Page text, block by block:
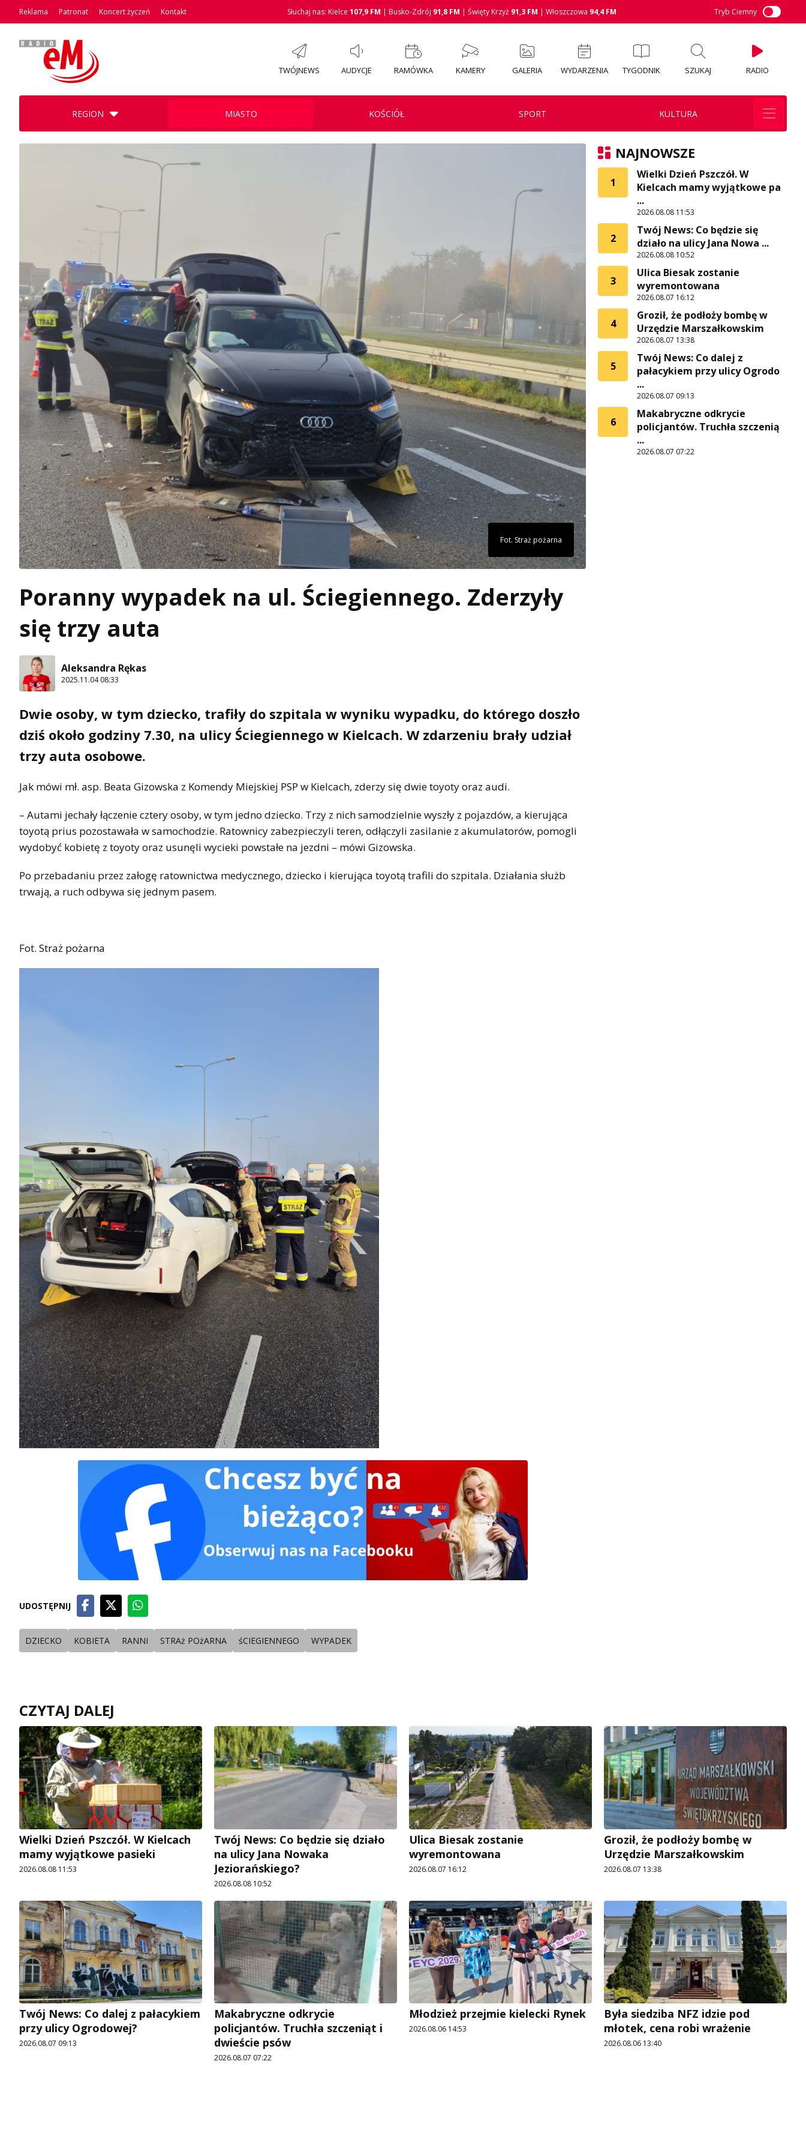
Reklama Patronat Koncert życzeń Kontakt Słuchaj nas: Kielce 107,9 FM | Busko-Zdrój 91,8 FM | Święty Krzyż 91,3 FM | Włoszczowa 94,4 FM Tryb Ciemny
TWÓJNEWS AUDYCJE RAMÓWKA KAMERY GALERIA WYDARZENIA TYGODNIK SZUKAJ RADIO
REGION MIASTO KOŚCIÓŁ SPORT KULTURA
Fot. Straż pożarna
Poranny wypadek na ul. Ściegiennego. Zderzyły
się trzy auta
Aleksandra Rękas
2025.11.04 08:33
Dwie osoby, w tym dziecko, trafiły do szpitala w wyniku wypadku, do którego doszło
dziś około godziny 7.30, na ulicy Ściegiennego w Kielcach. W zdarzeniu brały udział
trzy auta osobowe.
Jak mówi mł. asp. Beata Gizowska z Komendy Miejskiej PSP w Kielcach, zderzy się dwie toyoty oraz audi.
– Autami jechały łączenie cztery osoby, w tym jedno dziecko. Trzy z nich samodzielnie wyszły z pojazdów, a kierująca
toyotą prius pozostawała w samochodzie. Ratownicy zabezpieczyli teren, odłączyli zasilanie z akumulatorów, pomogli
wydobyć kobietę z toyoty oraz usunęli wycieki powstałe na jezdni – mówi Gizowska.
Po przebadaniu przez załogę ratownictwa medycznego, dziecko i kierująca toyotą trafili do szpitala. Działania służb
trwają, a ruch odbywa się jednym pasem.
Fot. Straż pożarna
UDOSTĘPNIJ
DZIECKO KOBIETA RANNI STRAż POżARNA śCIEGIENNEGO WYPADEK
NAJNOWSZE
1
Wielki Dzień Pszczół. W
Kielcach mamy wyjątkowe pa
...
2026.08.08 11:53
2
Twój News: Co będzie się
działo na ulicy Jana Nowa ...
2026.08.08 10:52
3
Ulica Biesak zostanie
wyremontowana
2026.08.07 16:12
4
Groził, że podłoży bombę w
Urzędzie Marszałkowskim
2026.08.07 13:38
5
Twój News: Co dalej z
pałacykiem przy ulicy Ogrodo
...
2026.08.07 09:13
6
Makabryczne odkrycie
policjantów. Truchła szczenią
...
2026.08.07 07:22
CZYTAJ DALEJ
Wielki Dzień Pszczół. W Kielcach
mamy wyjątkowe pasieki
2026.08.08 11:53
Twój News: Co będzie się działo
na ulicy Jana Nowaka
Jeziorańskiego?
2026.08.08 10:52
Ulica Biesak zostanie
wyremontowana
2026.08.07 16:12
Groził, że podłoży bombę w
Urzędzie Marszałkowskim
2026.08.07 13:38
Twój News: Co dalej z pałacykiem
przy ulicy Ogrodowej?
2026.08.07 09:13
Makabryczne odkrycie
policjantów. Truchła szczeniąt i
dwieście psów
2026.08.07 07:22
Młodzież przejmie kielecki Rynek
2026.08.06 14:53
Była siedziba NFZ idzie pod
młotek, cena robi wrażenie
2026.08.06 13:40